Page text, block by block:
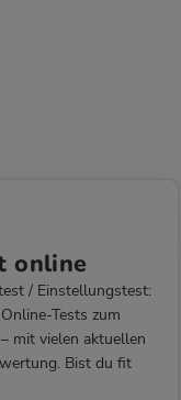
online
/ Einstellungstest:
Tests zum
mit vielen aktuellen
Bist du fit